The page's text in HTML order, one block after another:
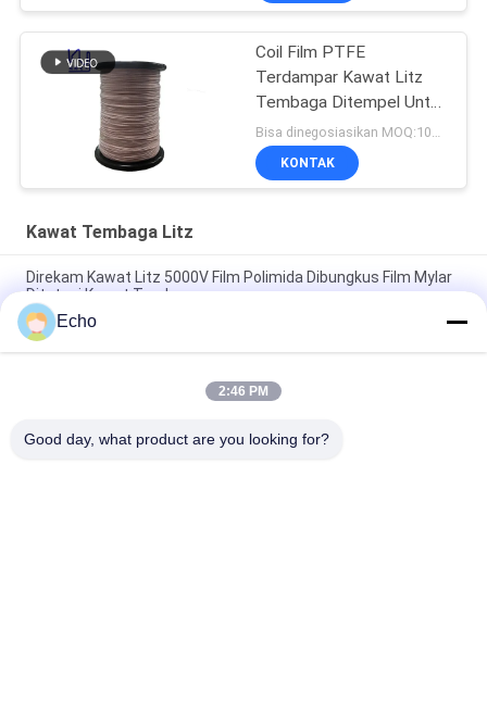
Coil Film PTFE
Terdampar Kawat Litz
Tembaga Ditempel Untuk
Transformer
KONTAK
Kawat Tembaga Litz
Direkam Kawat Litz 5000V Film Polimida Dibungkus Film Mylar
Ditutupi Kawat Tembaga
Kawat Litz Kustom 0.03mmx600/2000 Kapton ditempel Kawat
Tembaga Litz
Kawat Litz yang Ditempel 0,03mmx600 Kawat Tembaga Litz
Echo
2:46 PM
Good day, what product are you looking for?